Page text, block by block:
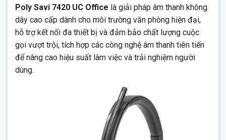
dùng .
Quản lý từ xa: Hỗ trợ quản lý thiết bị từ xa, bao gồm cập nhật
firmware và cài đặt bảo mật, giúp bộ phận IT dễ dàng kiểm
soát và bảo trì thiết bị.
Poly Savi 7420 UC Office là giải pháp âm thanh không
dây cao cấp dành cho môi trường văn phòng hiện đại,
hỗ trợ kết nối đa thiết bị và đảm bảo chất lượng cuộc
gọi vượt trội, tích hợp các công nghệ âm thanh tiên tiến
để nâng cao hiệu suất làm việc và trải nghiệm người
dùng.